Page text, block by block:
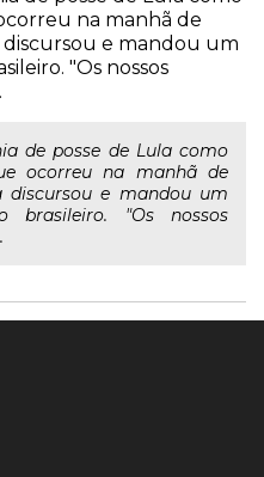
na manhã de
e mandou um
"Os nossos
de posse de Lula como
ocorreu na manhã de
discursou e mandou um
brasileiro. "Os nossos